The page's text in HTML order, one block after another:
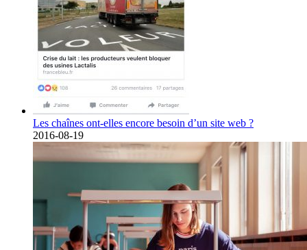
Les chaînes ont-elles encore besoin d’un site web ?
2016-08-19